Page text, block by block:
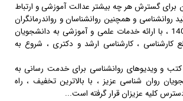
گسترش هر چه بیشتر عدالت آموزشی و ارتباط
روانشناسی و همچنین روانشناسان و رواندرمانگران
سراسر کشور ، از سال 1400 ، با ارائه خدمات علمی و آموزشی به دانشجویان
کارشناسی ، کارشناسی ارشد و دکتری ، شروع به
کتب و ویدیوهای روانشناسی برای خدمت رسانی به
روان شناسی عزیز ، با بالاترین تخفیف ، راه
کلیه عزیزان قرار گرفته است...